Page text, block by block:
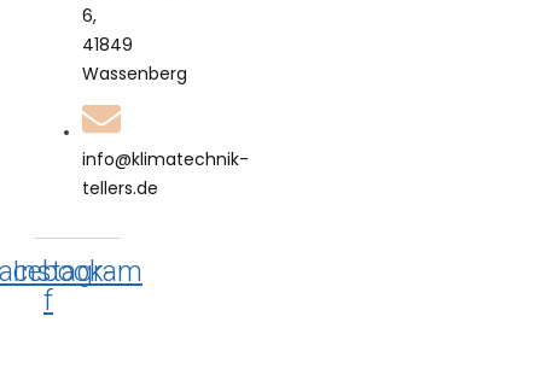
6,
41849
Wassenberg
info@klimatechnik-
tellers.de
f
Instagram